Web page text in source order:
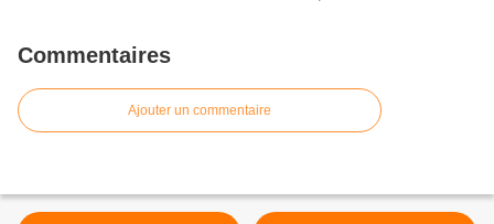
Commentaires
Ajouter un commentaire